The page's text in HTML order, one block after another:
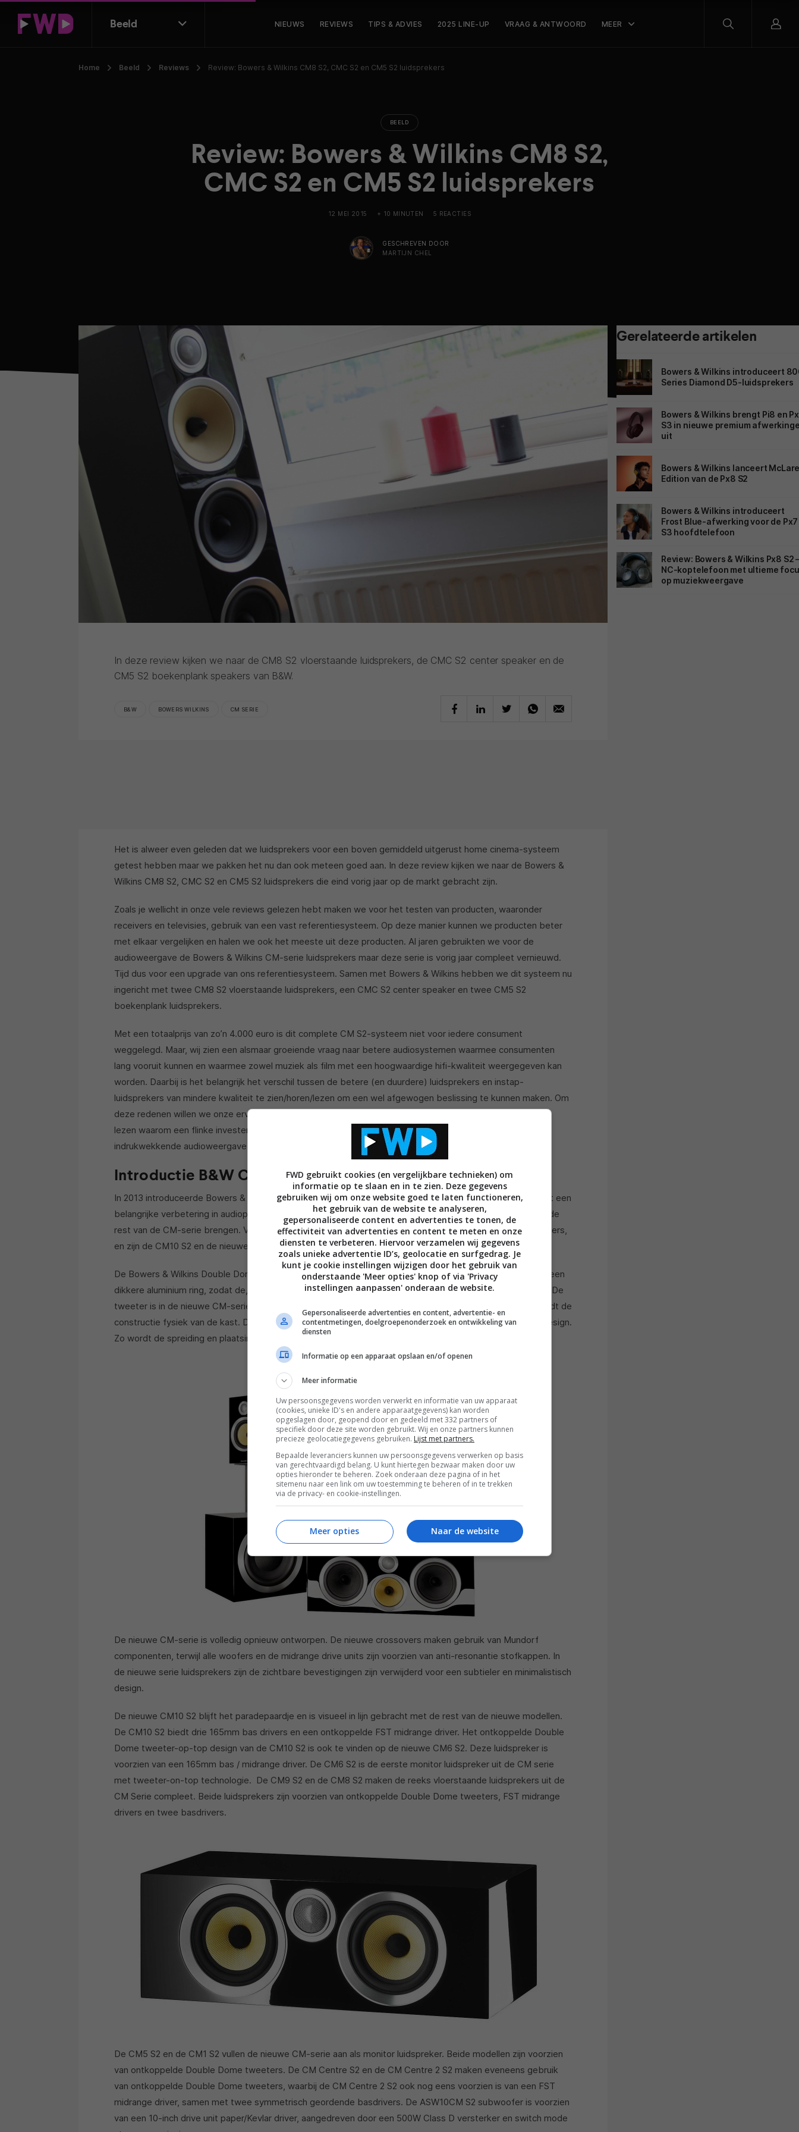
Beeld NIEUWS REVIEWS TIPS & ADVIES 2025 LINE-UP VRAAG & ANTWOORD MEER
Home Beeld Reviews Review: Bowers & Wilkins CM8 S2, CMC S2 en CM5 S2 luidsprekers
BEELD
Review: Bowers & Wilkins CM8 S2,
CMC S2 en CM5 S2 luidsprekers
12 MEI 2015 + 10 MINUTEN 5 REACTIES
GESCHREVEN DOOR
MARTIJN CHEL
In deze review kijken we naar de CM8 S2 vloerstaande luidsprekers, de CMC S2 center speaker en de
CM5 S2 boekenplank speakers van B&W.
B&W BOWERS WILKINS CM SERIE
Het is alweer even geleden dat we luidsprekers voor een boven gemiddeld uitgerust home cinema-systeem
getest hebben maar we pakken het nu dan ook meteen goed aan. In deze review kijken we naar de Bowers &
Wilkins CM8 S2, CMC S2 en CM5 S2 luidsprekers die eind vorig jaar op de markt gebracht zijn.
Zoals je wellicht in onze vele reviews gelezen hebt maken we voor het testen van producten, waaronder
receivers en televisies, gebruik van een vast referentiesysteem. Op deze manier kunnen we producten beter
met elkaar vergelijken en halen we ook het meeste uit deze producten. Al jaren gebruikten we voor de
audioweergave de Bowers & Wilkins CM-serie luidsprekers maar deze serie is vorig jaar compleet vernieuwd.
Tijd dus voor een upgrade van ons referentiesysteem. Samen met Bowers & Wilkins hebben we dit systeem nu
ingericht met twee CM8 S2 vloerstaande luidsprekers, een CMC S2 center speaker en twee CM5 S2
boekenplank luidsprekers.
Met een totaalprijs van zo’n 4.000 euro is dit complete CM S2-systeem niet voor iedere consument
weggelegd. Maar, wij zien een alsmaar groeiende vraag naar betere audiosystemen waarmee consumenten
lang vooruit kunnen en waarmee zowel muziek als film met een hoogwaardige hifi-kwaliteit weergegeven kan
worden. Daarbij is het belangrijk het verschil tussen de betere (en duurdere) luidsprekers en instap-
luidsprekers van mindere kwaliteit te zien/horen/lezen om een wel afgewogen beslissing te kunnen maken. Om
deze redenen willen we onze ervaringen met de CM S2-serie van Bowers & Wilkins graag delen, en je laten
lezen waarom een flinke investering, mocht je hier nog over twijfelen, je jarenlang kan voorzien van een
indrukwekkende audioweergave.
Introductie B&W CM S2-serie
In 2013 introduceerde Bowers & Wilkins de ontkoppelde Double Dome tweeter op de CM10, wat leidde tot een
belangrijke verbetering in audioprestaties. De volgende logische stap was dan ook deze technologie naar de
rest van de CM-serie brengen. Voor het eerst is de volledige CM Serie nu voorzien van deze nieuwe tweeters,
en zijn de CM10 S2 en de nieuwe CM6 S2 daarnaast uitgerust met tweeter-on-top.
De Bowers & Wilkins Double Dome tweeters bestaan uit een dunne aluminium dome die is omgeven door een
dikkere aluminium ring, zodat de, volgens de fabrikant perfecte combinatie van licht- en stijfheid ontstaat. De
tweeter is in de nieuwe CM-serie ook volledig ontkoppeld van de behuizing; een ring van gelkussens scheidt de
constructie fysiek van de kast. De CM10 S2 en de nieuwe CM6 S2 zijn voorzien van een tweeter-on-top design.
Zo wordt de spreiding en plaatsing verbeterd.
De nieuwe CM-serie is volledig opnieuw ontworpen. De nieuwe crossovers maken gebruik van Mundorf
componenten, terwijl alle woofers en de midrange drive units zijn voorzien van anti-resonantie stofkappen. In
de nieuwe serie luidsprekers zijn de zichtbare bevestigingen zijn verwijderd voor een subtieler en minimalistisch
design.
De nieuwe CM10 S2 blijft het paradepaardje en is visueel in lijn gebracht met de rest van de nieuwe modellen.
De CM10 S2 biedt drie 165mm bas drivers en een ontkoppelde FST midrange driver. Het ontkoppelde Double
Dome tweeter-op-top design van de CM10 S2 is ook te vinden op de nieuwe CM6 S2. Deze luidspreker is
voorzien van een 165mm bas / midrange driver. De CM6 S2 is de eerste monitor luidspreker uit de CM serie
met tweeter-on-top technologie. De CM9 S2 en de CM8 S2 maken de reeks vloerstaande luidsprekers uit de
CM Serie compleet. Beide luidsprekers zijn voorzien van ontkoppelde Double Dome tweeters, FST midrange
drivers en twee basdrivers.
De CM5 S2 en de CM1 S2 vullen de nieuwe CM-serie aan als monitor luidspreker. Beide modellen zijn voorzien
van ontkoppelde Double Dome tweeters. De CM Centre S2 en de CM Centre 2 S2 maken eveneens gebruik
van ontkoppelde Double Dome tweeters, waarbij de CM Centre 2 S2 ook nog eens voorzien is van een FST
midrange driver, samen met twee symmetrisch geordende basdrivers. De ASW10CM S2 subwoofer is voorzien
van een 10-inch drive unit paper/Kevlar driver, aangedreven door een 500W Class D versterker en switch mode
Gerelateerde artikelen
Bowers & Wilkins introduceert
Series Diamond D5-luidsprekers
Bowers & Wilkins brengt Pi8 en
S3 in nieuwe premium
uit
Bowers & Wilkins lanceert
Edition van de Px8 S2
Bowers & Wilkins introduceert
Frost Blue-afwerking voor de Px7
S3 hoofdtelefoon
Review: Bowers & Wilkins Px8 S2
NC-koptelefoon met ultieme
op muziekweergave
FWD gebruikt cookies (en vergelijkbare technieken) om
informatie op te slaan en in te zien. Deze gegevens
gebruiken wij om onze website goed te laten functioneren,
het gebruik van de website te analyseren,
gepersonaliseerde content en advertenties te tonen, de
effectiviteit van advertenties en content te meten en onze
diensten te verbeteren. Hiervoor verzamelen wij gegevens
zoals unieke advertentie ID’s, geolocatie en surfgedrag. Je
kunt je cookie instellingen wijzigen door het gebruik van
onderstaande 'Meer opties' knop of via 'Privacy
instellingen aanpassen' onderaan de website.
Gepersonaliseerde advertenties en content, advertentie- en
contentmetingen, doelgroepenonderzoek en ontwikkeling van
diensten
Informatie op een apparaat opslaan en/of openen
Meer informatie
Uw persoonsgegevens worden verwerkt en informatie van uw apparaat
(cookies, unieke ID's en andere apparaatgegevens) kan worden
opgeslagen door, geopend door en gedeeld met 332 partners of
specifiek door deze site worden gebruikt. Wij en onze partners kunnen
precieze geolocatiegegevens gebruiken. Lijst met partners.
Bepaalde leveranciers kunnen uw persoonsgegevens verwerken op basis
van gerechtvaardigd belang. U kunt hiertegen bezwaar maken door uw
opties hieronder te beheren. Zoek onderaan deze pagina of in het
sitemenu naar een link om uw toestemming te beheren of in te trekken
via de privacy- en cookie-instellingen.
Naar de website
Meer opties